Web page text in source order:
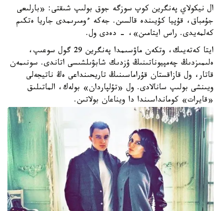
ال نيكولاي پەنگرين كوپ سوزگە جوق بولىپ شىقتى: «بارلىعى
جۇمباق، قۇپيا كۇيىندە قالسىن. جەكە ءومىرىمدى جاريا ەتكىم
كەلمەيدى. راس ايتامىن»، - دەدى ول.
ايتا كەتەيىك، وتكەن ماۋسىمدا پەنگرين 29 گول سوعىپ،
ەلىمىزدىڭ چەمپيوناتىنىڭ ۇزدىك شابۋىلشىسى اتاندى. سونىمەن
قاتار، ول قازاقستان قۇراماسىنىڭ تاريحىنداعى ەڭ ناتيجەلى
ويىنشى بولىپ سانالادى. ول «تۇلپاردان» بولەك، الماتىلىق
«قايرات» كومانداسىندا دا ويناعان بولاتىن.